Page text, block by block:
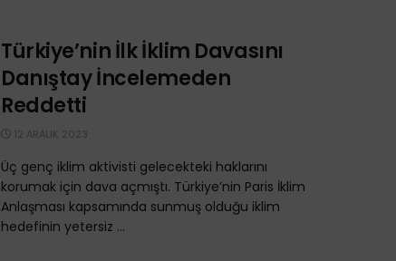
Türkiye’nin İlk İklim Davasını
Danıştay İncelemeden
Reddetti
12 ARALIK 2023
Üç genç iklim aktivisti gelecekteki haklarını
korumak için dava açmıştı. Türkiye’nin Paris İklim
Anlaşması kapsamında sunmuş olduğu iklim
hedefinin yetersiz ...